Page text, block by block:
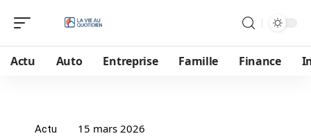
Actu Auto Entreprise Famille Finance
Actu 15 mars 2026